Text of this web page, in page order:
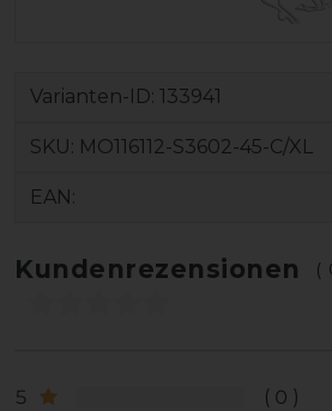
Varianten-ID: 133941
SKU: MO116112-S3602-45-C/XL
EAN:
Kundenrezensionen
5
0